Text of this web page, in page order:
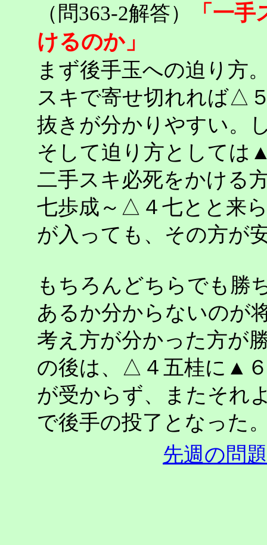
（問363-2解答）
「一
けるのか」
まず後手玉への迫り方
スキで寄せ切れれば△
抜きが分かりやすい。
そして迫り方としては
二手スキ必死をかける
七歩成～△４七とと来
が入っても、その方が
もちろんどちらでも勝
あるか分からないのが
考え方が分かった方が
の後は、△４五桂に▲
が受からず、またそれ
で後手の投了となった
先週の問